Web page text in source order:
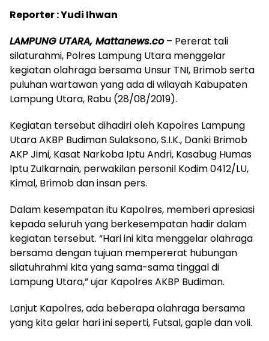
Reporter : Yudi Ihwan
LAMPUNG UTARA, Mattanews.co– Pererat tali
silaturahmi, Polres Lampung Utara menggelar
kegiatan olahraga bersama Unsur TNI, Brimob serta
puluhan wartawan yang ada di wilayah Kabupaten
Lampung Utara, Rabu (28/08/2019).
Kegiatan tersebut dihadiri oleh Kapolres Lampung
Utara AKBP Budiman Sulaksono, S.I.K., Danki Brimob
AKP Jimi, Kasat Narkoba Iptu Andri, Kasabug Humas
Iptu Zulkarnain, perwakilan personil Kodim 0412/LU,
Kimal, Brimob dan insan pers.
Dalam kesempatan itu Kapolres, memberi apresiasi
kepada seluruh yang berkesempatan hadir dalam
kegiatan tersebut. “Hari ini kita menggelar olahraga
bersama dengan tujuan mempererat hubungan
silatuhrahmi kita yang sama-sama tinggal di
Lampung Utara,” ujar Kapolres AKBP Budiman.
Lanjut Kapolres, ada beberapa olahraga bersama
yang kita gelar hari ini seperti, Futsal, gaple dan voli.